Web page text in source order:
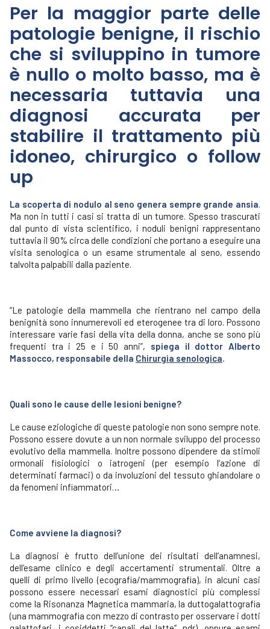
Per la maggior parte delle
patologie benigne, il rischio
che si sviluppino in tumore
è nullo o molto basso, ma è
necessaria tuttavia una
diagnosi accurata per
stabilire il trattamento più
idoneo, chirurgico o follow
up
La scoperta di nodulo al seno genera sempre grande ansia.
Ma non in tutti i casi si tratta di un tumore. Spesso trascurati
dal punto di vista scientifico, i noduli benigni rappresentano
tuttavia il 90% circa delle condizioni che portano a eseguire una
visita senologica o un esame strumentale al seno, essendo
talvolta palpabili dalla paziente.
“Le patologie della mammella che rientrano nel campo della
benignità sono innumerevoli ed eterogenee tra di loro. Possono
interessare varie fasi della vita della donna, anche se sono più
frequenti tra i 25 e i 50 anni”, spiega il dottor Alberto
Massocco, responsabile della Chirurgia senologica.
Quali sono le cause delle lesioni benigne?
Le cause eziologiche di queste patologie non sono sempre note.
Possono essere dovute a un non normale sviluppo del processo
evolutivo della mammella. Inoltre possono dipendere da stimoli
ormonali fisiologici o iatrogeni (per esempio l’azione di
determinati farmaci) o da involuzioni del tessuto ghiandolare o
da fenomeni infiammatori…
Come avviene la diagnosi?
La diagnosi è frutto dell’unione dei risultati dell’anamnesi,
dell’esame clinico e degli accertamenti strumentali. Oltre a
quelli di primo livello (ecografia/mammografia), in alcuni casi
possono essere necessari esami diagnostici più complessi
come la Risonanza Magnetica mammaria, la duttogalattografia
(una mammografia con mezzo di contrasto per osservare i dotti